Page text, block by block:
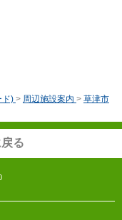
ド) > 周辺施設案内 > 草津市
る